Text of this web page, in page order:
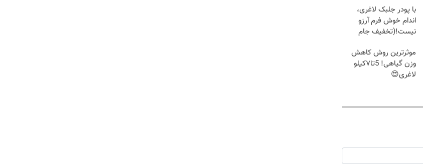
با پودر جلبک لاغری،
اندام خوش فرم آرزو
نیست!(تخفیف جام
موثرترین روش کاهش
وزن گیاهی! 5تا۷کیلو
لاغری😍